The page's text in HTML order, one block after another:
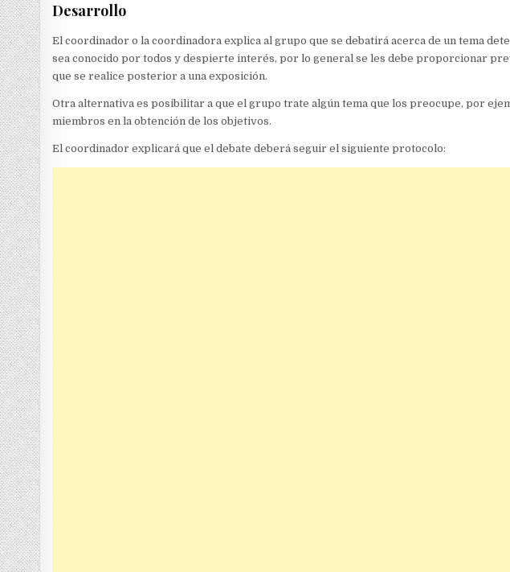
Desarrollo
El coordinador o la coordinadora explica al grupo que se debatirá acerca de un tema
sea conocido por todos y despierte interés, por lo general se les debe proporcionar
que se realice posterior a una exposición.
Otra alternativa es posibilitar a que el grupo trate algún tema que los preocupe, por
miembros en la obtención de los objetivos.
El coordinador explicará que el debate deberá seguir el siguiente protocolo: